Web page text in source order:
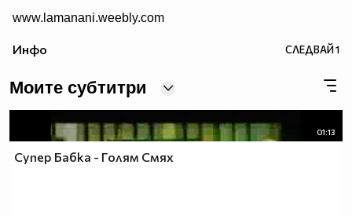
www.lamanani.weebly.com
Инфо СЛЕДВАЙ1
Моите субтитри
01:13
Супер Бабка - Голям Смях